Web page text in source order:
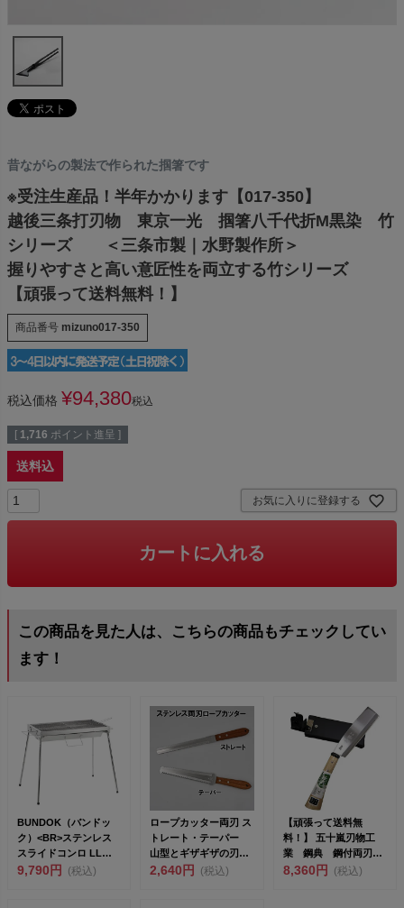
昔ながらの製法で作られた掴箸です
※受注生産品！半年かかります【017-350】
越後三条打刃物 東京一光 掴箸八千代折M黒染 竹
シリーズ ＜三条市製｜水野製作所＞
握りやすさと高い意匠性を両立する竹シリーズ
【頑張って送料無料！】
商品番号 mizuno017-350
税込価格 ¥94,380税込
[ 1,716 ポイント進呈 ]
送料込
お気に入りに登録する
カートに入れる
この商品を見た人は、こちらの商品もチェックしてい
ます！
BUNDOK（バンドッ
ク）<BR>ステンレス
スライドコンロ LL
BD...
9,790円 (税込)
ロープカッター両刃 ス
トレート・テーパー
山型とギザギザの刃が
よく切れます！ ロー
2,640円 (税込)
【頑張って送料無
料！】 五十嵐刃物工
業 鋼典 鋼付両刃鞘
鉈 180mm c-14 三...
8,360円 (税込)